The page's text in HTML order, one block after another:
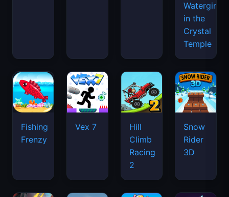
Watergirl
in the
Crystal
Temple
Fishing
Frenzy
Vex 7
Hill
Climb
Racing
2
Snow
Rider
3D